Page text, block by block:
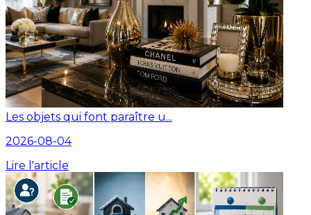
Les objets qui font paraître u...
2026-08-04
Lire l'article